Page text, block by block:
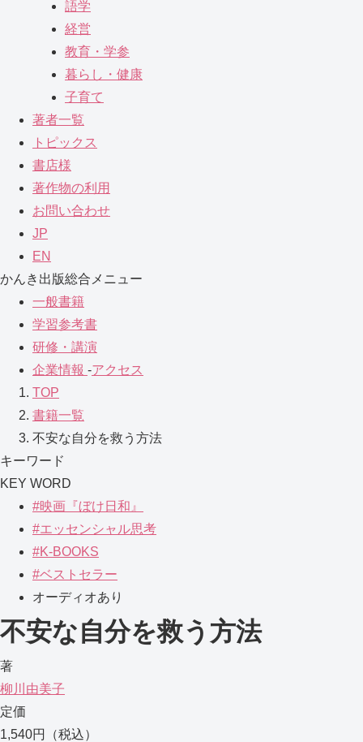
語学
経営
教育・学参
暮らし・健康
子育て
著者一覧
トピックス
書店様
著作物の利用
お問い合わせ
JP
EN
かんき出版総合メニュー
一般書籍
学習参考書
研修・講演
企業情報 -アクセス
TOP
書籍一覧
不安な自分を救う方法
キーワード
KEY WORD
#映画『ぼけ日和』
#エッセンシャル思考
#K-BOOKS
#ベストセラー
オーディオあり
不安な自分を救う方法
著
柳川由美子
定価
1,540円（税込）